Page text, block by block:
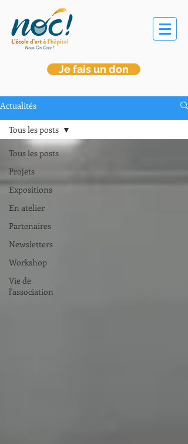
Je fais un don
Actualités
Tous les posts
Projets
Expositions
En atelier
Partenaires
Newsletters
Workshop
Vie de
l'association
Tous les posts